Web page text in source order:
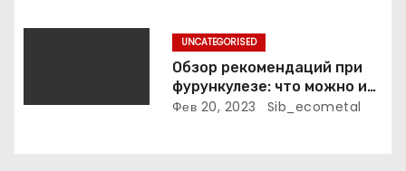
UNCATEGORISED
Обзор рекомендаций при
фурункулезе: что можно и
что нельзя делать
Фев 20, 2023 Sib_ecometal